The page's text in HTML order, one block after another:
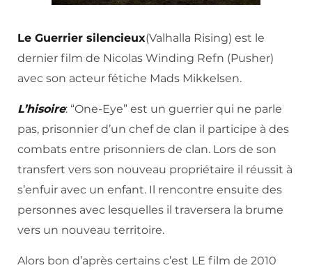
Le Guerrier silencieux(Valhalla Rising) est le
dernier film de Nicolas Winding Refn (Pusher)
avec son acteur fétiche Mads Mikkelsen.
L’hisoire: “One-Eye” est un guerrier qui ne parle
pas, prisonnier d’un chef de clan il participe à des
combats entre prisonniers de clan. Lors de son
transfert vers son nouveau propriétaire il réussit à
s’enfuir avec un enfant. Il rencontre ensuite des
personnes avec lesquelles il traversera la brume
vers un nouveau territoire.
Alors bon d’après certains c’est LE film de 2010